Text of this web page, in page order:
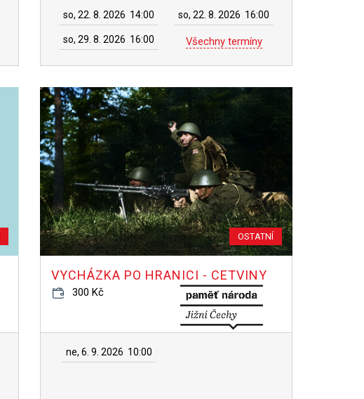
so, 22. 8. 2026 14:00 so, 22. 8. 2026 16:00
so, 29. 8. 2026 16:00 Všechny termíny
OSTATNÍ
VYCHÁZKA PO HRANICI - CETVINY
300 Kč
ne, 6. 9. 2026 10:00